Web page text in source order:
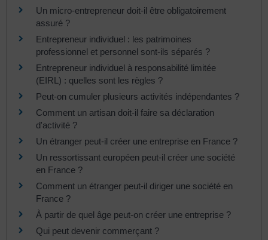
Un micro-entrepreneur doit-il être obligatoirement
assuré ?
Entrepreneur individuel : les patrimoines
professionnel et personnel sont-ils séparés ?
Entrepreneur individuel à responsabilité limitée
(EIRL) : quelles sont les règles ?
Peut-on cumuler plusieurs activités indépendantes ?
Comment un artisan doit-il faire sa déclaration
d'activité ?
Un étranger peut-il créer une entreprise en France ?
Un ressortissant européen peut-il créer une société
en France ?
Comment un étranger peut-il diriger une société en
France ?
À partir de quel âge peut-on créer une entreprise ?
Qui peut devenir commerçant ?